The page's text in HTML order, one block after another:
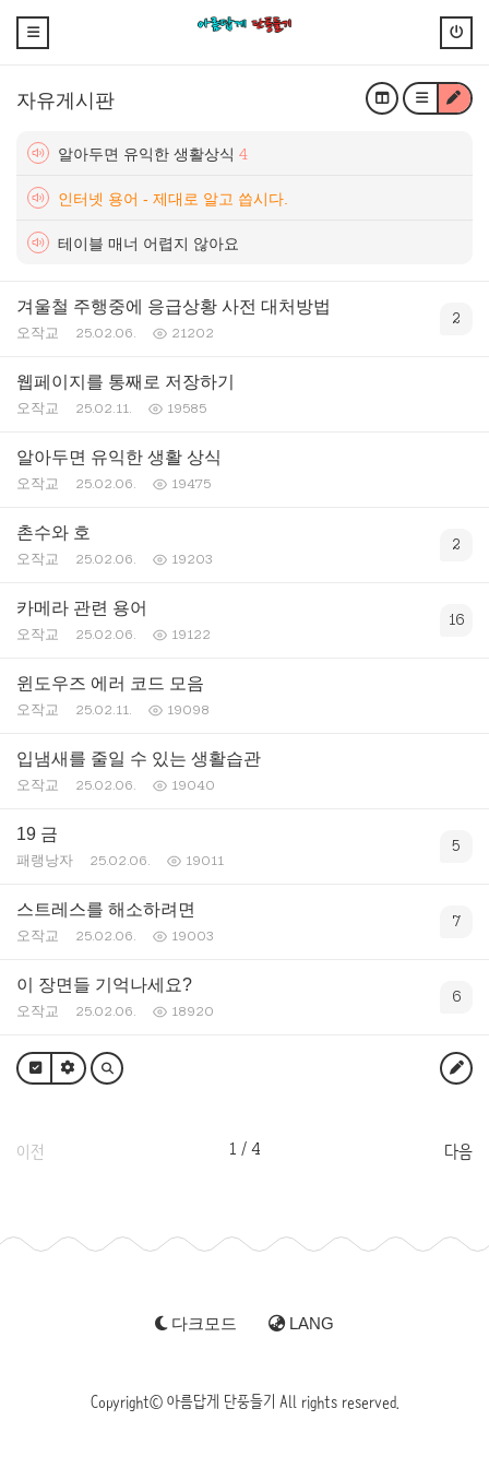
자유게시판
알아두면 유익한 생활상식 4
인터넷 용어 - 제대로 알고 씁시다.
테이블 매너 어렵지 않아요
겨울철 주행중에 응급상황 사전 대처방법
오작교 25.02.06. 21202
2
웹페이지를 통째로 저장하기
오작교 25.02.11. 19585
알아두면 유익한 생활 상식
오작교 25.02.06. 19475
촌수와 호
오작교 25.02.06. 19203
2
카메라 관련 용어
오작교 25.02.06. 19122
16
윈도우즈 에러 코드 모음
오작교 25.02.11. 19098
입냄새를 줄일 수 있는 생활습관
오작교 25.02.06. 19040
19 금
패랭낭자 25.02.06. 19011
5
스트레스를 해소하려면
오작교 25.02.06. 19003
7
이 장면들 기억나세요?
오작교 25.02.06. 18920
6
이전 1 / 4 다음
다크모드 LANG
Copyright© 아름답게 단풍들기 All rights reserved.